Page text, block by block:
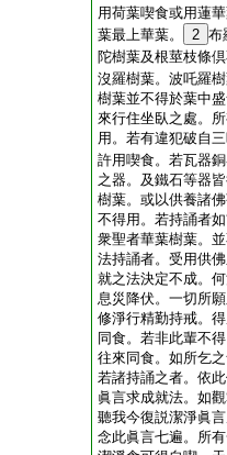
用荷葉喫食或用蓮
葉最上華葉。
2 布
陀樹葉及根莖枝條
沒羅樹葉。波吒羅
樹葉並不得於葉中
來行住坐臥之處。
用。若有違犯破自
許用喫食。若瓦器
之器。及鐵石等器
樹葉。或以供養諸
不得用。若持誦者
衆聖者華葉樹葉。
法持誦者。受用供
就之法決定不成。
息災降伏。一切所
修淨行精勤持戒。
同食。若非此輩不
往來同食。如所乞
若諸持誦之者。依
眞言求成就法。如
聽我今復説潔淨眞
念此眞言七遍。所